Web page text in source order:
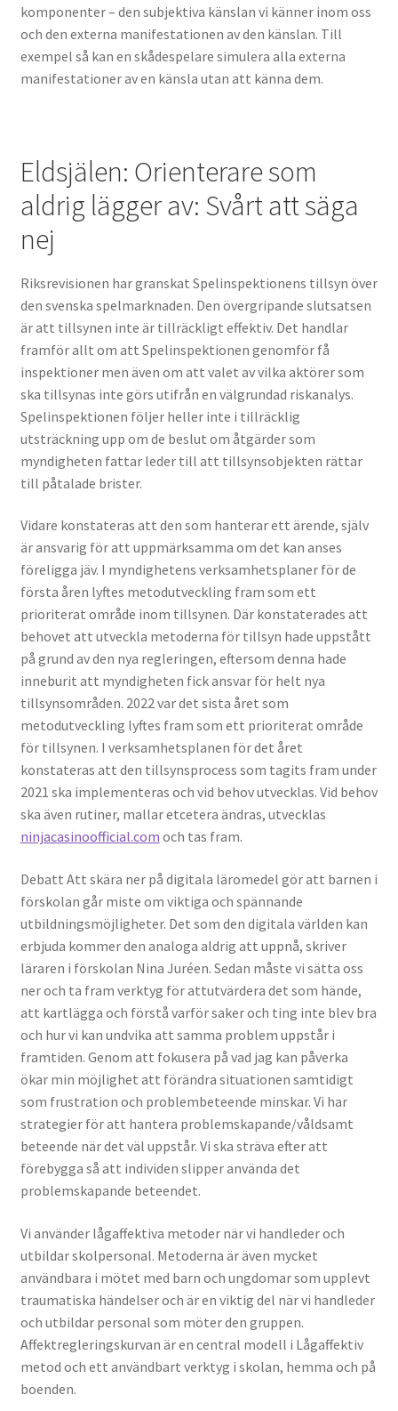
komponenter – den subjektiva känslan vi känner inom oss
och den externa manifestationen av den känslan. Till
exempel så kan en skådespelare simulera alla externa
manifestationer av en känsla utan att känna dem.
Eldsjälen: Orienterare som
aldrig lägger av: Svårt att säga
nej
Riksrevisionen har granskat Spelinspektionens tillsyn över
den svenska spelmarknaden. Den övergripande slutsatsen
är att tillsynen inte är tillräckligt effektiv. Det handlar
framför allt om att Spelinspektionen genomför få
inspektioner men även om att valet av vilka aktörer som
ska tillsynas inte görs utifrån en välgrundad riskanalys.
Spelinspektionen följer heller inte i tillräcklig
utsträckning upp om de beslut om åtgärder som
myndigheten fattar leder till att tillsynsobjekten rättar
till påtalade brister.
Vidare konstateras att den som hanterar ett ärende, själv
är ansvarig för att uppmärksamma om det kan anses
föreligga jäv. I myndighetens verksamhetsplaner för de
första åren lyftes metodutveckling fram som ett
prioriterat område inom tillsynen. Där konstaterades att
behovet att utveckla metoderna för tillsyn hade uppstått
på grund av den nya regleringen, eftersom denna hade
inneburit att myndigheten fick ansvar för helt nya
tillsynsområden. 2022 var det sista året som
metodutveckling lyftes fram som ett prioriterat område
för tillsynen. I verksamhetsplanen för det året
konstateras att den tillsynsprocess som tagits fram under
2021 ska implementeras och vid behov utvecklas. Vid behov
ska även rutiner, mallar etcetera ändras, utvecklas
ninjacasinoofficial.com och tas fram.
Debatt Att skära ner på digitala läromedel gör att barnen i
förskolan går miste om viktiga och spännande
utbildningsmöjligheter. Det som den digitala världen kan
erbjuda kommer den analoga aldrig att uppnå, skriver
läraren i förskolan Nina Juréen. Sedan måste vi sätta oss
ner och ta fram verktyg för attutvärdera det som hände,
att kartlägga och förstå varför saker och ting inte blev bra
och hur vi kan undvika att samma problem uppstår i
framtiden. Genom att fokusera på vad jag kan påverka
ökar min möjlighet att förändra situationen samtidigt
som frustration och problembeteende minskar. Vi har
strategier för att hantera problemskapande/våldsamt
beteende när det väl uppstår. Vi ska sträva efter att
förebygga så att individen slipper använda det
problemskapande beteendet.
Vi använder lågaffektiva metoder när vi handleder och
utbildar skolpersonal. Metoderna är även mycket
användbara i mötet med barn och ungdomar som upplevt
traumatiska händelser och är en viktig del när vi handleder
och utbildar personal som möter den gruppen.
Affektregleringskurvan är en central modell i Lågaffektiv
metod och ett användbart verktyg i skolan, hemma och på
boenden.